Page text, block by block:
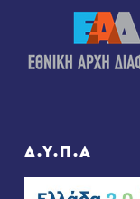
Δ.Υ.Π.Α